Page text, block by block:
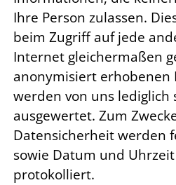
Ihre Person zulassen.
beim Zugriff auf jede
Internet gleichermaßen
anonymisiert erhobenen
werden von uns lediglich
ausgewertet. Zum
Datensicherheit werden
sowie Datum und
protokolliert.